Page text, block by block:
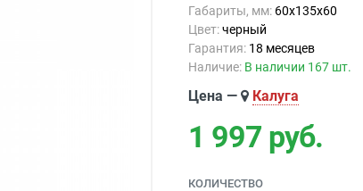
Габариты, мм: 60x135x60
Цвет:черный
Гарантия: 18 месяцев
Наличие: В наличии 167 шт.
Цена — Калуга
1 997 руб.
КОЛИЧЕСТВО